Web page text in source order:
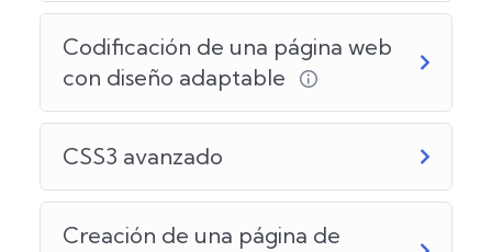
Codificación de una página web
con diseño adaptable
CSS3 avanzado
Creación de una página de